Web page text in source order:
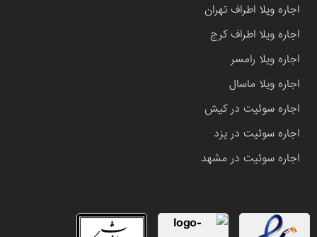
اجاره ویلا اطراف تهران
اجاره ویلا اطراف کرج
اجاره ویلا رامسر
اجاره ویلا ماسال
اجاره سوئیت در کیش
اجاره سوئیت در یزد
اجاره سوئیت در مشهد